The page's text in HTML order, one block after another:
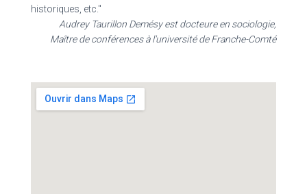
historiques, etc."
Audrey Taurillon Demésy est docteure en sociologie,
Maître de conférences à l'université de Franche-Comté